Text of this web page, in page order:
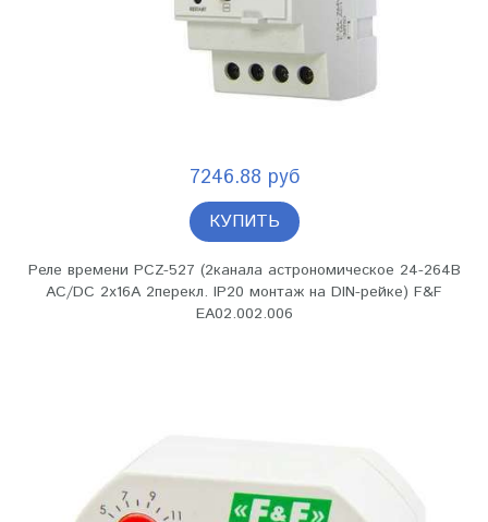
7246.88 руб
КУПИТЬ
Реле времени PCZ-527 (2канала астрономическое 24-264В
AC/DC 2х16А 2перекл. IP20 монтаж на DIN-рейке) F&F
EA02.002.006